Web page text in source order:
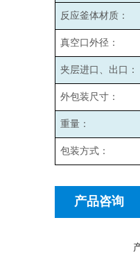
反应釜体材质：
真空口外径：
夹层进口、出口：
外包装尺寸：
重量：
包装方式：
产品咨询